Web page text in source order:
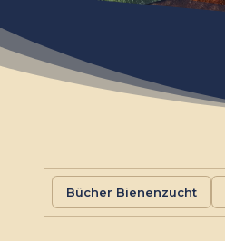
Bücher Bienenzucht